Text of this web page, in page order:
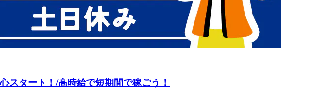
スタート！/高時給で短期間で稼ごう！